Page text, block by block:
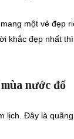
một vẻ đẹp
khắc đẹp nhất
nước đổ
lịch. Đây là